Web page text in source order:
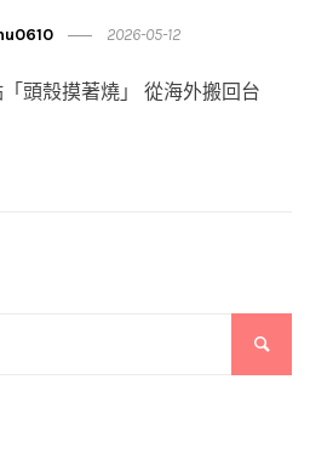
2026-05-12
頭殼摸著燒」 從海外搬回台